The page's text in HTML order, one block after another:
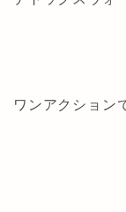
ワンアクション